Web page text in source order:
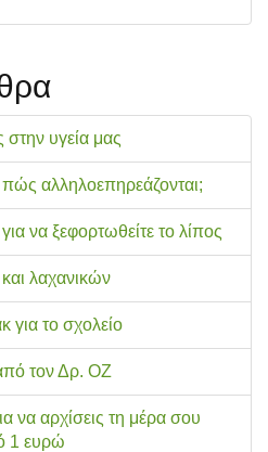
στην υγεία μας
αλληλοεπηρεάζονται;
να ξεφορτωθείτε το λίπος
λαχανικών
για το σχολείo
τον Δρ. ΟΖ
να αρχίσεις τη μέρα σου
1 ευρώ